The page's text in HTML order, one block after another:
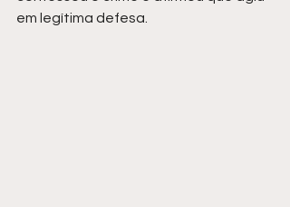
em legítima defesa.